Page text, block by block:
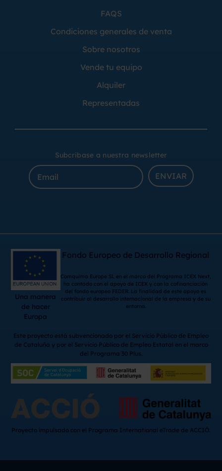
FAQS
Condiciones generales de venta
Sobre nosotros
Vende tu equipo
Alquiler
Representadas
Subcribase a nuestra newsletter
ENVIAR
Una manera
de hacer
Europa
Fondo Europeo de Desarrollo Regional
Comquima Europe SL en el marco del Programa ICEX Next,
ha contado con el apoyo de ICEX y con la cofinanciación
del fondo europeo FEDER. La finalidad de este apoyo es
contribuir al desarrollo internacional de la empresa y de su
entorno.
Este proyecto está subvencionado por el Servicio Público de Empleo
de Cataluña y por el Servicio Público de Empleo Estatal en el marco
del Programa 30 Plus.
Proyecto impulsado con el Programa International eTrade de ACCIÓ.